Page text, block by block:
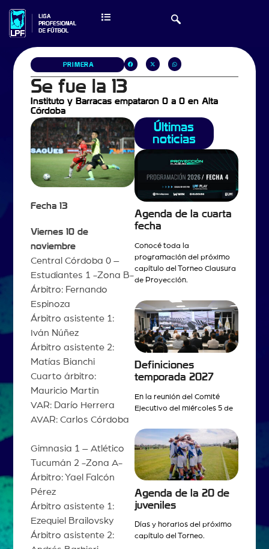
PRIMERA
Se fue la 13
Instituto y Barracas empataron 0 a 0 en Alta
Córdoba
Fecha 13
Viernes 10 de
noviembre
Central Córdoba 0 –
Estudiantes 1 -Zona B-
Árbitro: Fernando
Espinoza
Árbitro asistente 1:
Iván Núñez
Árbitro asistente 2:
Matías Bianchi
Cuarto árbitro:
Mauricio Martin
VAR: Darío Herrera
AVAR: Carlos Córdoba
Gimnasia 1 – Atlético
Tucumán 2 -Zona A-
Árbitro: Yael Falcón
Pérez
Árbitro asistente 1:
Ezequiel Brailovsky
Árbitro asistente 2:
Últimas
noticias
Agenda de la cuarta
fecha
Conocé toda la
programación del próximo
capítulo del Torneo Clausura
de Proyección.
Definiciones
temporada 2027
En la reunión del Comité
Ejecutivo del miércoles 5 de
Agenda de la 20 de
juveniles
Días y horarios del próximo
capítulo del Torneo.